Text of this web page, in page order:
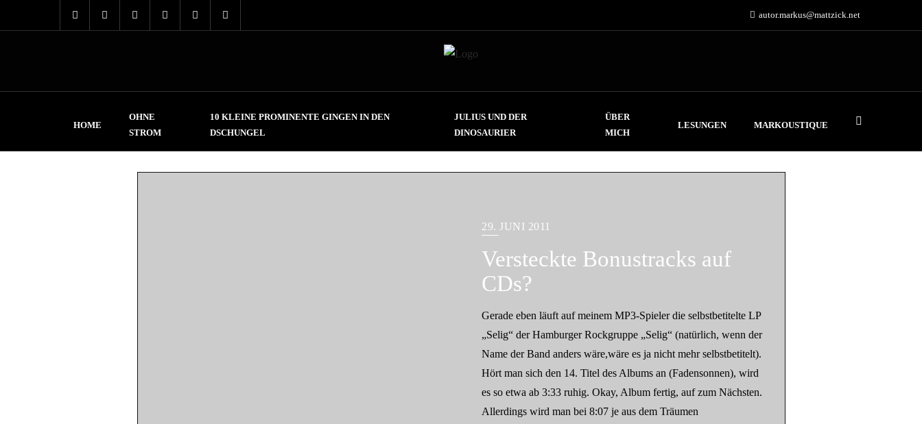
autor.markus@mattzick.net
HOME
OHNE
STROM
10 KLEINE PROMINENTE GINGEN IN DEN
DSCHUNGEL
JULIUS UND DER
DINOSAURIER
ÜBER
MICH
LESUNGEN MARKOUSTIQUE
29. JUNI 2011
Versteckte Bonustracks auf
CDs?
Gerade eben läuft auf meinem MP3-Spieler die selbstbetitelte LP
„Selig“ der Hamburger Rockgruppe „Selig“ (natürlich, wenn der
Name der Band anders wäre,wäre es ja nicht mehr selbstbetitelt).
Hört man sich den 14. Titel des Albums an (Fadensonnen), wird
es so etwa ab 3:33 ruhig. Okay, Album fertig, auf zum Nächsten.
Allerdings wird man bei 8:07 je aus dem Träumen